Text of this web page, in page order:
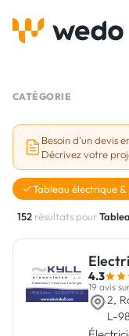
Réalisations
Aides et
Vous êtes un
CATÉGORIE
Besoin d'un devis
Décrivez votre
Tableau électrique
152 résultats pour
4.3
19 avis
2,
L-